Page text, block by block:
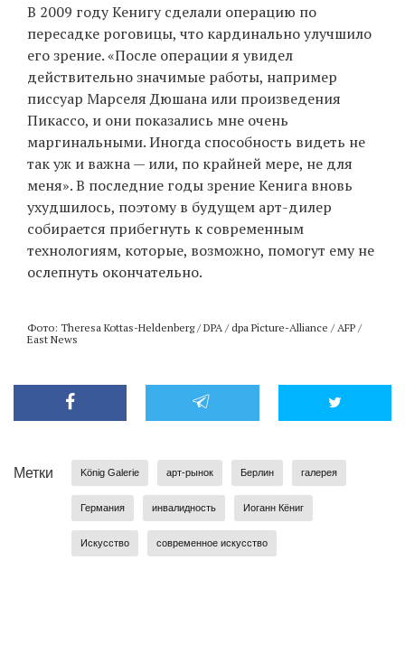
В 2009 году Кенигу сделали операцию по
пересадке роговицы, что кардинально улучшило
его зрение. «После операции я увидел
действительно значимые работы, например
писсуар Марселя Дюшана или произведения
Пикассо, и они показались мне очень
маргинальными. Иногда способность видеть не
так уж и важна — или, по крайней мере, не для
меня». В последние годы зрение Кенига вновь
ухудшилось, поэтому в будущем арт-дилер
собирается прибегнуть к современным
технологиям, которые, возможно, помогут ему не
ослепнуть окончательно.
Фото: Theresa Kottas-Heldenberg / DPA / dpa Picture-Alliance / AFP /
East News
Метки König Galerie арт-рынок Берлин галерея
Германия инвалидность Иоганн Кёниг
Искусство современное искусство